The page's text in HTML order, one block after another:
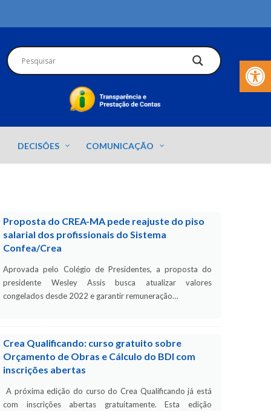
Barra de
DECISÕES COMUNICAÇÃO
Proposta do CREA-MA pede reajuste do piso
salarial dos profissionais do Sistema
Confea/Crea
Aprovada pelo Colégio de Presidentes, a proposta do
presidente Wesley Assis busca atualizar valores
congelados desde 2022 e garantir remuneração…
Crea Qualificando: curso gratuito sobre
Orçamento de Obras e Cálculo do BDI com
inscrições abertas
A próxima edição do curso do Crea Qualificando já está
com inscrições abertas gratuitamente. Esta edição